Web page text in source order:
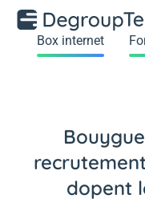
Box internet
dopent